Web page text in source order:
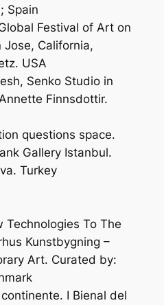
Spain
Festival of Art on
Jose, California,
USA
Senko Studio in
Finnsdottir.
questions space.
Gallery Istanbul.
Turkey
Technologies To The
Kunstbygning –
Art. Curated by:
I Bienal del